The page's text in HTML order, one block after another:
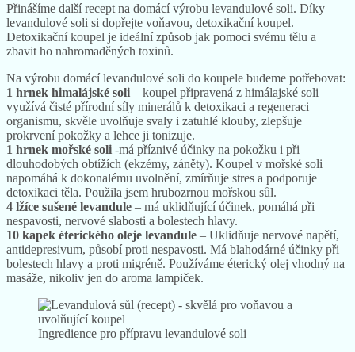
Přinášíme další recept na domácí výrobu levandulové soli. Díky
levandulové soli si dopřejte voňavou, detoxikační koupel.
Detoxikační koupel je ideální způsob jak pomoci svému tělu a
zbavit ho nahromaděných toxinů.
Na výrobu domácí levandulové soli do koupele budeme potřebovat:
1 hrnek himalájské soli – koupel připravená z himálajské soli
využívá čisté přírodní síly minerálů k detoxikaci a regeneraci
organismu, skvěle uvolňuje svaly i zatuhlé klouby, zlepšuje
prokrvení pokožky a lehce ji tonizuje.
1 hrnek mořské soli -má příznivé účinky na pokožku i při
dlouhodobých obtížích (ekzémy, záněty). Koupel v mořské soli
napomáhá k dokonalému uvolnění, zmírňuje stres a podporuje
detoxikaci těla. Použila jsem hrubozrnou mořskou sůl.
4 lžíce sušené levandule – má uklidňující účinek, pomáhá při
nespavosti, nervové slabosti a bolestech hlavy.
10 kapek éterického oleje levandule – Uklidňuje nervové napětí,
antidepresivum, působí proti nespavosti. Má blahodárné účinky při
bolestech hlavy a proti migréně. Používáme éterický olej vhodný na
masáže, nikoliv jen do aroma lampiček.
Ingredience pro přípravu levandulové soli